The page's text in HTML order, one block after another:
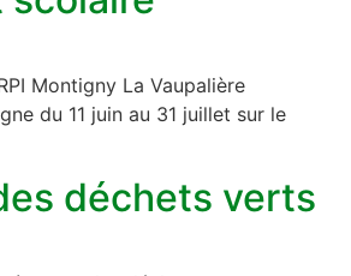
Montigny La Vaupalière
du 11 juin au 31 juillet sur le
déchets verts